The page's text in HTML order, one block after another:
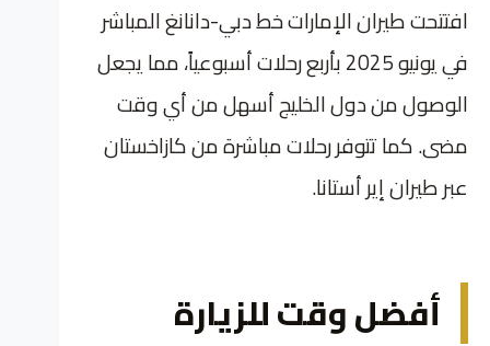
افتتحت طيران الإمارات خط دبي-دانانغ المباشر
في يونيو 2025 بأربع رحلات أسبوعياً، مما يجعل
الوصول من دول الخليج أسهل من أي وقت
مضى. كما تتوفر رحلات مباشرة من كازاخستان
عبر طيران إير أستانا.
أفضل وقت للزيارة